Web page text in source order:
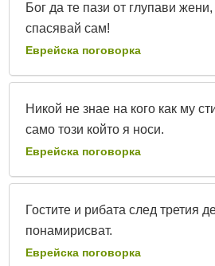
Бог да те пази от глупави
спасявай сам!
Еврейска поговорка
Никой не знае на кого как му
само този който я носи.
Еврейска поговорка
Гостите и рибата след третия
понамирисват.
Еврейска поговорка